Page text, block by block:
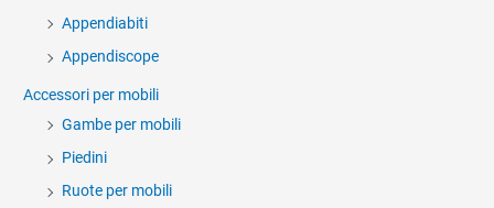
Appendiabiti
Appendiscope
Accessori per mobili
Gambe per mobili
Piedini
Ruote per mobili